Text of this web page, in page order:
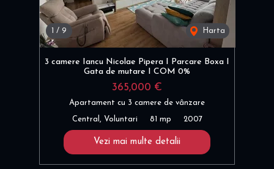
1 / 9 Harta
3 camere Iancu Nicolae Pipera I Parcare Boxa I
Gata de mutare I COM 0%
365,000 €
Apartament cu 3 camere de vânzare
Central, Voluntari 81 mp 2007
Vezi mai multe detalii